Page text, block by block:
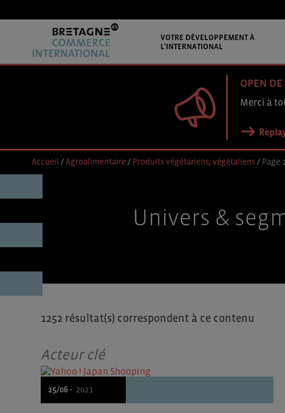
VOTRE DÉVELOPPEMENT À
L’INTERNATIONAL
OPEN
Merci à
Accueil /Agroalimentaire/ Produits végétariens, végétaliens/ Page
Univers &
1252 résultat(s) correspondent à ce contenu
Acteur clé
25/06 - 2021